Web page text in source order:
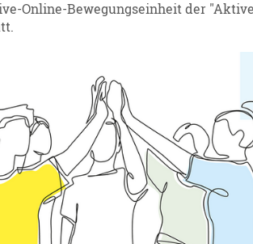
Online-Bewegungseinheit der